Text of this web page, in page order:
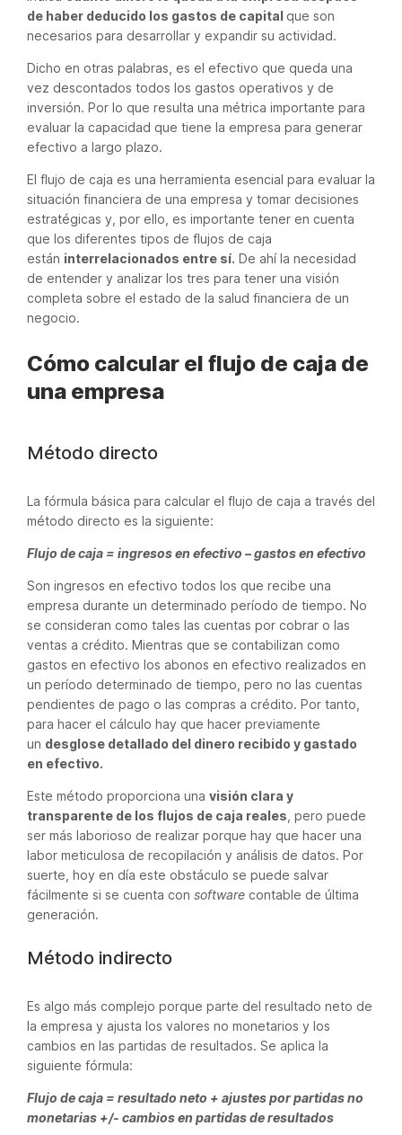
de haber deducido los gastos de capital que son
necesarios para desarrollar y expandir su actividad.
Dicho en otras palabras, es el efectivo que queda una
vez descontados todos los gastos operativos y de
inversión. Por lo que resulta una métrica importante para
evaluar la capacidad que tiene la empresa para generar
efectivo a largo plazo.
El flujo de caja es una herramienta esencial para evaluar la
situación financiera de una empresa y tomar decisiones
estratégicas y, por ello, es importante tener en cuenta
que los diferentes tipos de flujos de caja
están interrelacionados entre sí. De ahí la necesidad
de entender y analizar los tres para tener una visión
completa sobre el estado de la salud financiera de un
negocio.
Cómo calcular el flujo de caja de
una empresa
Método directo
La fórmula básica para calcular el flujo de caja a través del
método directo es la siguiente:
Flujo de caja = ingresos en efectivo – gastos en efectivo
Son ingresos en efectivo todos los que recibe una
empresa durante un determinado período de tiempo. No
se consideran como tales las cuentas por cobrar o las
ventas a crédito. Mientras que se contabilizan como
gastos en efectivo los abonos en efectivo realizados en
un período determinado de tiempo, pero no las cuentas
pendientes de pago o las compras a crédito. Por tanto,
para hacer el cálculo hay que hacer previamente
un desglose detallado del dinero recibido y gastado
en efectivo.
Este método proporciona una visión clara y
transparente de los flujos de caja reales , pero puede
ser más laborioso de realizar porque hay que hacer una
labor meticulosa de recopilación y análisis de datos. Por
suerte, hoy en día este obstáculo se puede salvar
fácilmente si se cuenta con software contable de última
generación.
Método indirecto
Es algo más complejo porque parte del resultado neto de
la empresa y ajusta los valores no monetarios y los
cambios en las partidas de resultados. Se aplica la
siguiente fórmula:
Flujo de caja = resultado neto + ajustes por partidas no
monetarias +/- cambios en partidas de resultados